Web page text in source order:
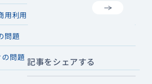
利用）の確認
問題
の問題 記事をシェアする